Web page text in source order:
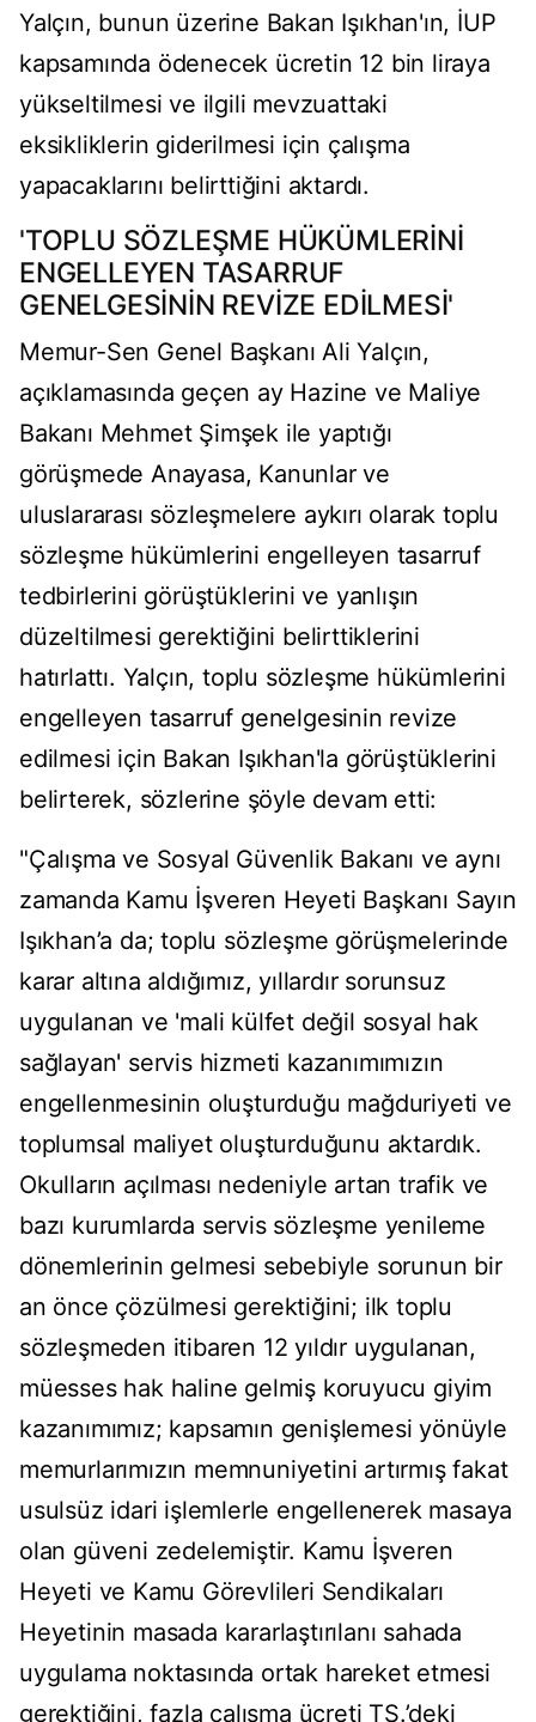
Yalçın, bunun üzerine Bakan Işıkhan'ın, İUP
kapsamında ödenecek ücretin 12 bin liraya
yükseltilmesi ve ilgili mevzuattaki
eksikliklerin giderilmesi için çalışma
yapacaklarını belirttiğini aktardı.
'TOPLU SÖZLEŞME HÜKÜMLERİNİ
ENGELLEYEN TASARRUF
GENELGESİNİN REVİZE EDİLMESİ'
Memur-Sen Genel Başkanı Ali Yalçın,
açıklamasında geçen ay Hazine ve Maliye
Bakanı Mehmet Şimşek ile yaptığı
görüşmede Anayasa, Kanunlar ve
uluslararası sözleşmelere aykırı olarak toplu
sözleşme hükümlerini engelleyen tasarruf
tedbirlerini görüştüklerini ve yanlışın
düzeltilmesi gerektiğini belirttiklerini
hatırlattı. Yalçın, toplu sözleşme hükümlerini
engelleyen tasarruf genelgesinin revize
edilmesi için Bakan Işıkhan'la görüştüklerini
belirterek, sözlerine şöyle devam etti:
"Çalışma ve Sosyal Güvenlik Bakanı ve aynı
zamanda Kamu İşveren Heyeti Başkanı Sayın
Işıkhan’a da; toplu sözleşme görüşmelerinde
karar altına aldığımız, yıllardır sorunsuz
uygulanan ve 'mali külfet değil sosyal hak
sağlayan' servis hizmeti kazanımımızın
engellenmesinin oluşturduğu mağduriyeti ve
toplumsal maliyet oluşturduğunu aktardık.
Okulların açılması nedeniyle artan trafik ve
bazı kurumlarda servis sözleşme yenileme
dönemlerinin gelmesi sebebiyle sorunun bir
an önce çözülmesi gerektiğini; ilk toplu
sözleşmeden itibaren 12 yıldır uygulanan,
müesses hak haline gelmiş koruyucu giyim
kazanımımız; kapsamın genişlemesi yönüyle
memurlarımızın memnuniyetini artırmış fakat
usulsüz idari işlemlerle engellenerek masaya
olan güveni zedelemiştir. Kamu İşveren
Heyeti ve Kamu Görevlileri Sendikaları
Heyetinin masada kararlaştırılanı sahada
uygulama noktasında ortak hareket etmesi
gerektiğini, fazla çalışma ücreti TS.’deki